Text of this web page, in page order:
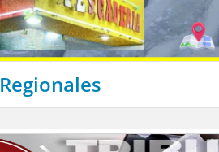
Regionales